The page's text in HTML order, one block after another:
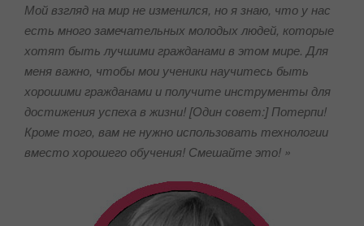
Мой взгляд на мир не изменился, но я знаю, что у нас
есть много замечательных молодых людей, которые
хотят быть лучшими гражданами в этом мире.Для
меня важно, чтобы мои ученикинаучитесь быть
хорошими гражданами и получите инструменты для
достижения успеха в жизни! [Один совет:]Потерпи!
Кроме того, вам не нужно использовать технологии
вместо хорошего обучения! Смешайте это! »